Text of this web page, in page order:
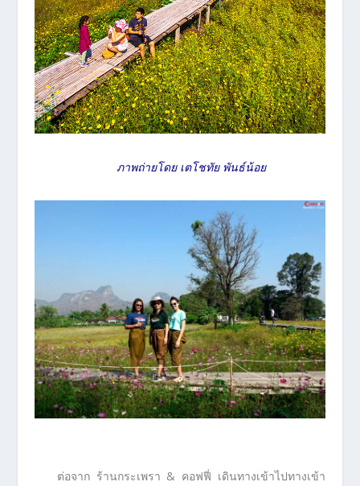
ภาพถ่ายโดย เตโชทัย พันธ์น้อย
ต่อจาก ร้านกระเพรา & คอฟฟี่ เดินทางเข้าไปทางเข้า